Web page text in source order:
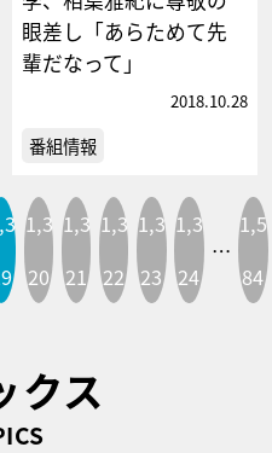
眼差し「あらためて先
輩だなって」
2018.10.28
番組情報
1,3
20
1,3
21
1,3
22
1,3
23
1,3
24
…
1,5
84
クス